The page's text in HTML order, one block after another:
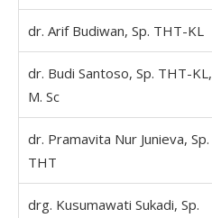
dr. Arif Budiwan, Sp. THT-KL
dr. Budi Santoso, Sp. THT-KL,
M. Sc
dr. Pramavita Nur Junieva, Sp.
THT
drg. Kusumawati Sukadi, Sp.